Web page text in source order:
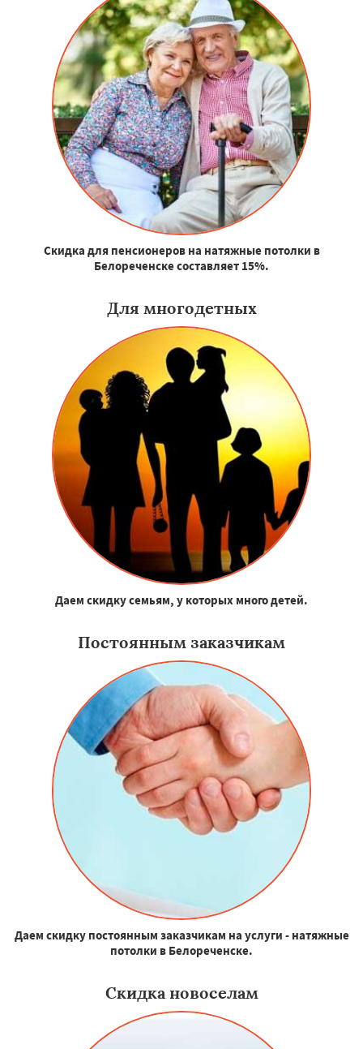
Скидка для пенсионеров на натяжные потолки в
Белореченске составляет 15%.
Для многодетных
Даем скидку семьям, у которых много детей.
Постоянным заказчикам
Даем скидку постоянным заказчикам на услуги - натяжные
потолки в Белореченске.
Скидка новоселам